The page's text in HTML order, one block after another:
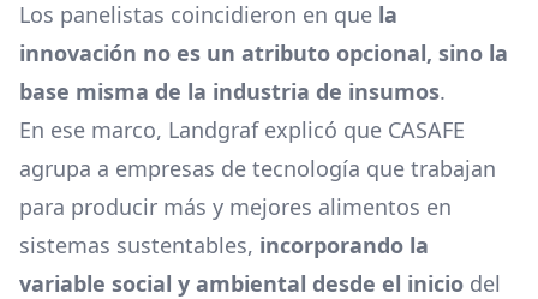
Los panelistas coincidieron en que la
innovación no es un atributo opcional, sino la
base misma de la industria de insumos.
En ese marco, Landgraf explicó que CASAFE
agrupa a empresas de tecnología que trabajan
para producir más y mejores alimentos en
sistemas sustentables, incorporando la
variable social y ambiental desde el inicio del